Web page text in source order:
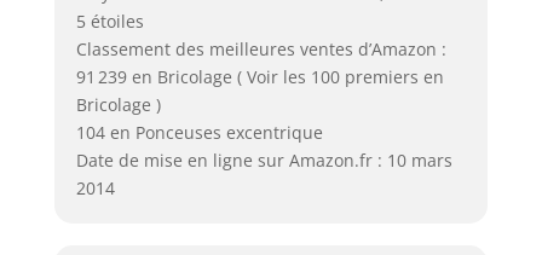
5 étoiles
Classement des meilleures ventes d’Amazon :
91 239 en Bricolage ( Voir les 100 premiers en
Bricolage )
104 en Ponceuses excentrique
Date de mise en ligne sur Amazon.fr : 10 mars
2014